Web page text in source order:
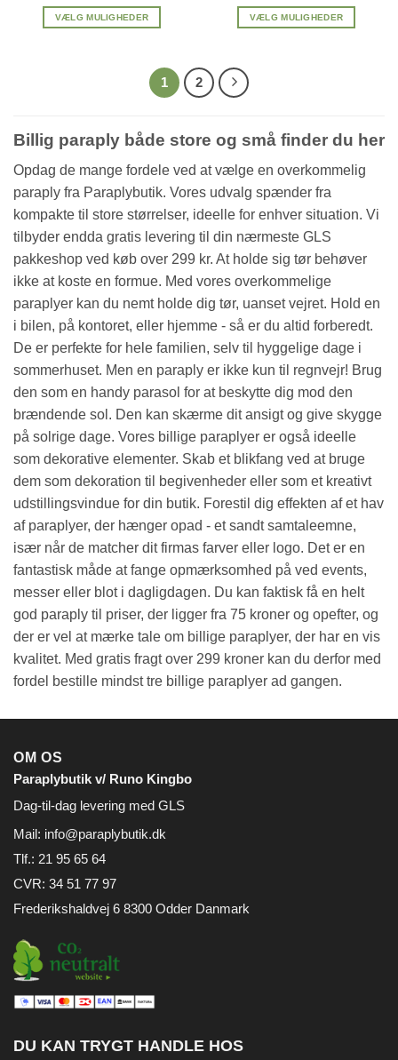
VÆLG MULIGHEDER
Mulighederne
kan
vælges
på
pris
var:
pris
er:
VÆLG MULIGHEDER
Mulighederne
kan
vælges
på
1 2
Billig paraply både store og små finder du her
Opdag de mange fordele ved at vælge en overkommelig
paraply fra Paraplybutik. Vores udvalg spænder fra
kompakte til store størrelser, ideelle for enhver situation. Vi
tilbyder endda gratis levering til din nærmeste GLS
pakkeshop ved køb over 299 kr. At holde sig tør behøver
ikke at koste en formue. Med vores overkommelige
paraplyer kan du nemt holde dig tør, uanset vejret. Hold en
i bilen, på kontoret, eller hjemme - så er du altid forberedt.
De er perfekte for hele familien, selv til hyggelige dage i
sommerhuset. Men en paraply er ikke kun til regnvejr! Brug
den som en handy parasol for at beskytte dig mod den
brændende sol. Den kan skærme dit ansigt og give skygge
på solrige dage. Vores billige paraplyer er også ideelle
som dekorative elementer. Skab et blikfang ved at bruge
dem som dekoration til begivenheder eller som et kreativt
udstillingsvindue for din butik. Forestil dig effekten af et hav
af paraplyer, der hænger opad - et sandt samtaleemne,
især når de matcher dit firmas farver eller logo. Det er en
fantastisk måde at fange opmærksomhed på ved events,
messer eller blot i dagligdagen. Du kan faktisk få en helt
god paraply til priser, der ligger fra 75 kroner og opefter, og
der er vel at mærke tale om billige paraplyer, der har en vis
kvalitet. Med gratis fragt over 299 kroner kan du derfor med
fordel bestille mindst tre billige paraplyer ad gangen.
OM OS
Paraplybutik v/ Runo Kingbo
Dag-til-dag levering med GLS
Mail: info@paraplybutik.dk
Tlf.: 21 95 65 64
CVR: 34 51 77 97
Frederikshaldvej 6 8300 Odder Danmark
DU KAN TRYGT HANDLE HOS